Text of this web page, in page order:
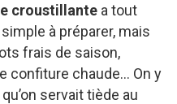
croustillante a tout
à préparer, mais
frais de saison,
confiture chaude… On y
servait tiède au